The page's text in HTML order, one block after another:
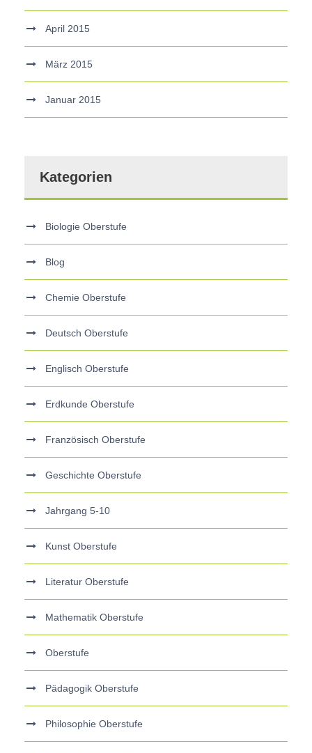
April 2015
März 2015
Januar 2015
Kategorien
Biologie Oberstufe
Blog
Chemie Oberstufe
Deutsch Oberstufe
Englisch Oberstufe
Erdkunde Oberstufe
Französisch Oberstufe
Geschichte Oberstufe
Jahrgang 5-10
Kunst Oberstufe
Literatur Oberstufe
Mathematik Oberstufe
Oberstufe
Pädagogik Oberstufe
Philosophie Oberstufe